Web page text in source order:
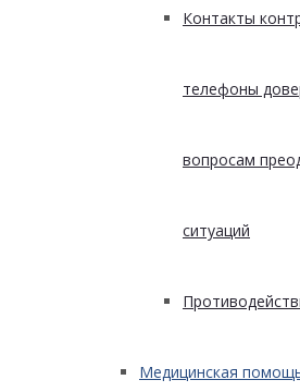
Контакты
телефоны
вопросам
ситуаций
Медицинская